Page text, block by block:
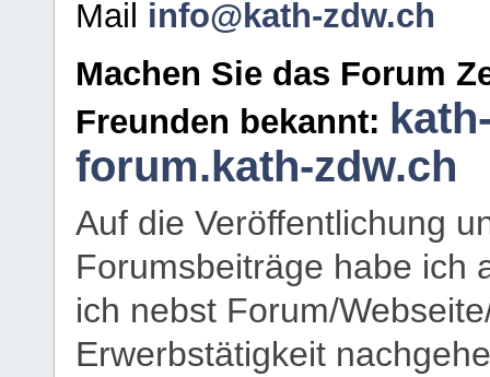
Mail info@kath-zdw.ch
Machen Sie das Forum
Freunden bekannt:
forum.kath-zdw.ch
Auf die Veröffentlichung
Forumsbeiträge habe ich
ich nebst Forum/
Erwerbstätigkeit